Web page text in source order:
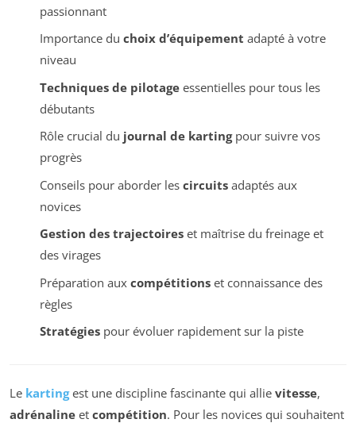
passionnant
Importance du choix d’équipement adapté à votre
niveau
Techniques de pilotageessentielles pour tous les
débutants
Rôle crucial du journal de kartingpour suivre vos
progrès
Conseils pour aborder les circuitsadaptés aux
novices
Gestion des trajectoireset maîtrise du freinage et
des virages
Préparation aux compétitionset connaissance des
règles
Stratégiespour évoluer rapidement sur la piste
Le kartingest une discipline fascinante qui allie vitesse,
adrénaline et compétition. Pour les novices qui souhaitent